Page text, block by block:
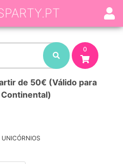
0
de 50€ (Válido para
UNICÓRNIOS